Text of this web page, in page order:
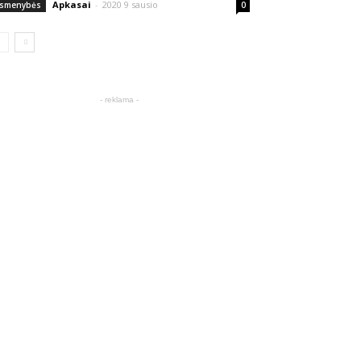
Apkasai - 2020 9 sausio 0
- reklama -